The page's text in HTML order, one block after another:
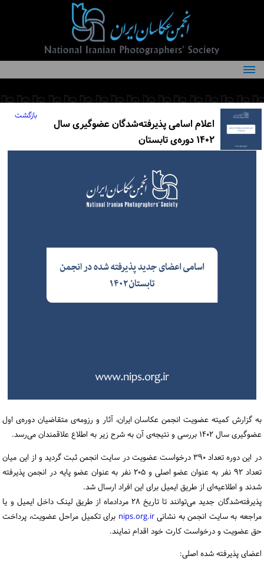
درباره انجمن
کمیته‌های انجمن
اعضاء انجمن
شرایط عضویت
اخبار
مقالات
ورود / ثبت‌نام
خرید کتاب
بازگشت
اعلام اسامی پذیرفته‌شدگان عضوگیری سال
۱۴۰۲ دوره‌ی تابستان
به گزارش کمیته عضویت انجمن عکاسان ایران، آثار و رزومه‌ی متقاضیان دوره‌ی اول
عضوگیری سال ۱۴۰۲ بررسی و نتیجه‌ی آن به شرح زیر به اطلاع علاقمندان می‌رسد.
در این دوره تعداد ۳۹۰ درخواست عضویت در سایت انجمن ثبت گردید و از این میان
تعداد ۹۲ نفر به عنوان عضو اصلی و ۲۰۵ نفر به عنوان عضو پایه در انجمن پذیرفته
شدند و اطلاعیه‌ای از طریق ایمیل برای این افراد ارسال شد.
پذیرفته‌شدگان جدید می‌توانند تا تاریخ ۲۸ مردادماه از طریق لینک داخل ایمیل و یا
مراجعه به سایت انجمن به نشانیnips.org.ir برای تکمیل مراحل عضویت، پرداخت
حق عضویت و درخواست کارت خود اقدام نمایند.
اعضای پذیرفته شده اصلی: